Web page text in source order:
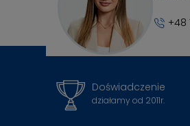
+48
Doświadczenie
działamy od 2011r.